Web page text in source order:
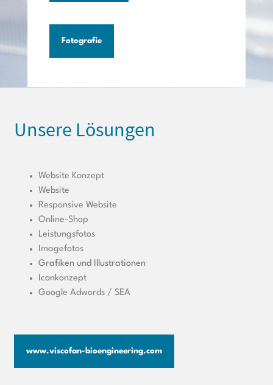
Fotografie
Unsere Lösungen
Website Konzept
Website
Responsive Website
Online-Shop
Leistungsfotos
Imagefotos
Grafiken und Illustrationen
Iconkonzept
Google Adwords / SEA
www.viscofan-bioengineering.com